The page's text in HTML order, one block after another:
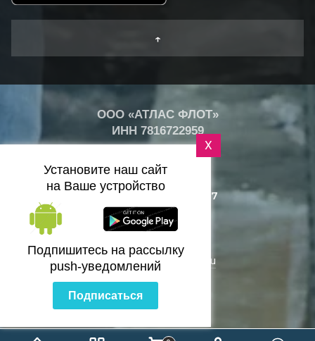
↑
ООО «АТЛАС ФЛОТ»
ИНН 7816722959
C
+7 (812) 418-25-77
Санкт-Петербург
zakaz@bazaflota.ru
X
Установите наш сайт
на Ваше устройство
Подпишитесь на рассылку
push-уведомлений
Подписаться